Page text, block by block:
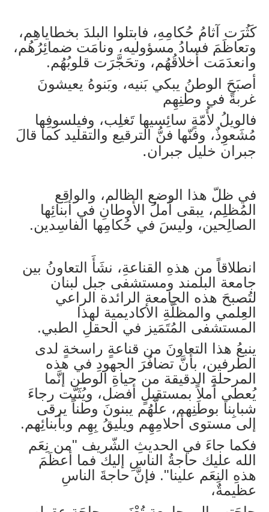
كَثُرَت آثامُ حُكامِهِ، فابتلوا البلدَ بخطاياهِم،
وتعاظَمَ فسادُ مسؤوليه، ونامَت ضمائِرُهُم،
وانعدَمَت أخلاقُهُم، وتحَجَّرَت قلوبُهُم.
أصبَحَ الوطنُ يبكي بَنيه، وبَنوهُ يعيشونَ
غربةً في وطنِهِم
فالويلُ لأُمّةٍ سائِسيها تَغلِب، وفيلسوفِها
مُشَعوِذٌ، وفنّها فنُّ الترقيع والتقليد كما قالَ
جبران خليل جبران.
في ظلّ هذا الوضعِ الظالم، والواقِع
المُظلِم، يبقى أملُ الأوطانِ في أبنائِها
الصالِحين، وليسَ في حُكامِها الفاسِدين.
انطلاقاً من هذهِ القناعةِ، نشَأَ التعاونُ بين
جامعة البلمند ومستشفى جبل لبنان
لتُصبحَ هذه الجامعة الرائدة الراعي
العِلمي والمظلّةِ الأكاديمية لهذا
المستشفى المُتَمَيز في الحقلِ الطبي.
ينبعُ هذا التعاونَ من قناعةٍ راسخةٍ لدى
الطرفين، بأنَّ تضافُرَ الجهودِ في هذه
المرحلةِ الدقيقة من حياةِ الوطن إنَّما
يُعطي أملاً بمستقبلٍ أفضل، ويُثَبّت رجاءَ
شبابِنا بوطَنِهم، علَّهُم يبنونَ وطناً يرقى
إلى مستوى أحلامِهِم ويليقُ بِهِم وبأبنائِهم.
فكما جاءَ في الحديثِ الشّريف "من نِعَم
الله عليك حاجةُ الناسِ إليك فما أعظَمَ
هذهِ النِعَم علينا". فإنَّ حاجةَ الناسِ
عظيمةٌ،